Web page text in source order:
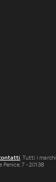
. Tutti i marchi
7 - 20138